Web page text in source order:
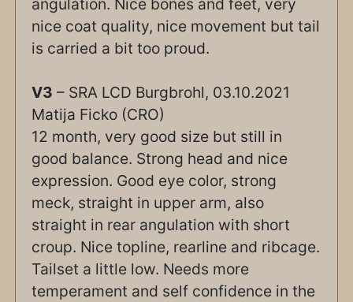
angulation. Nice bones and feet, very
nice coat quality, nice movement but tail
is carried a bit too proud.
V3 – SRA LCD Burgbrohl, 03.10.2021
Matija Ficko (CRO)
12 month, very good size but still in
good balance. Strong head and nice
expression. Good eye color, strong
meck, straight in upper arm, also
straight in rear angulation with short
croup. Nice topline, rearline and ribcage.
Tailset a little low. Needs more
temperament and self confidence in the